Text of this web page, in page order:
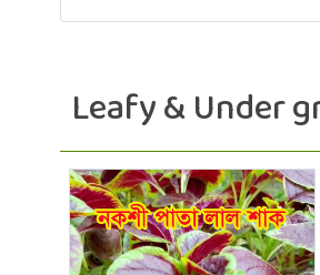
Leafy & Under